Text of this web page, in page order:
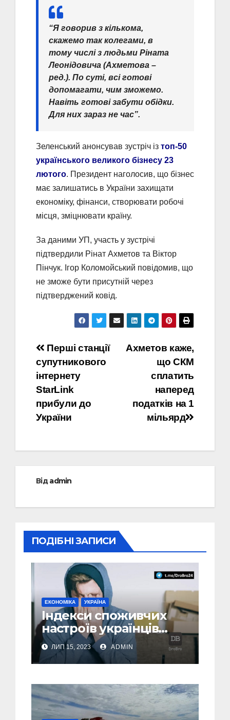
“Я говорив з кількома,
скажемо так колегами, в
тому числі з людьми Ріната
Леонідовича (Ахметова –
ред.). По суті, всі готові
допомагати, чим зможемо.
Навіть готові забути обідки.
Для них зараз не час”.
Зеленський анонсував зустріч із топ-50
українського великого бізнесу 23
лютого. Президент наголосив, що бізнес
має залишатись в України захищати
економіку, фінанси, створювати робочі
місця, зміцнювати країну.
За даними УП, участь у зустрічі
підтвердили Рінат Ахметов та Віктор
Пінчук. Ігор Коломойський повідомив, що
не зможе бути присутній через
підтверджений ковід.
Навігація
записів
Ахметов каже,
що СКМ
сплатить
наперед
податків на 1
мільярд
Перші станції
супутникового
інтернету
StarLink
прибули до
України
Відadmin
ПОДІБНІ ЗАПИСИ
ЕКОНОМІКА УКРАЇНА
Індекси споживчих
настроїв українців
погіршилися за всіма
індикаторами –
дослідження
ЛИП 15, 2023 ADMIN